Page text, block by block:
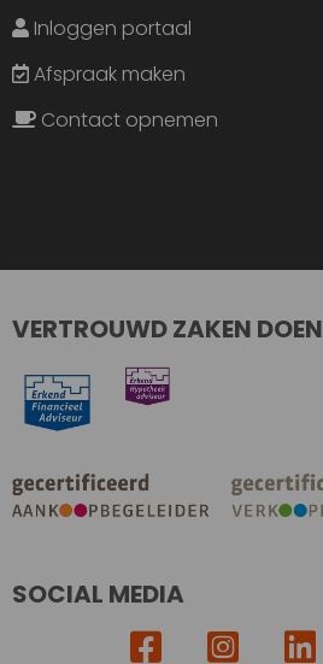
Inloggen portaal
Afspraak maken
Contact opnemen
VERTROUWD ZAKEN DOEN
SOCIAL MEDIA